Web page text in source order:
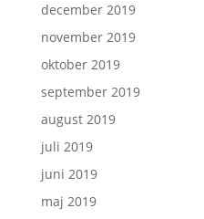
december 2019
november 2019
oktober 2019
september 2019
august 2019
juli 2019
juni 2019
maj 2019